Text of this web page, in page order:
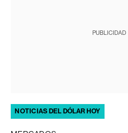
PUBLICIDAD
NOTICIAS DEL DÓLAR HOY